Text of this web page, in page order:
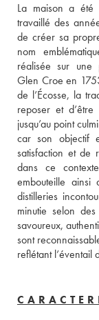
La maison a été
travaillé des
de créer sa
nom
réalisée sur
Glen Croe en
de l’Écosse, la
reposer et
jusqu’au point
car son objectif
satisfaction et de
dans ce
embouteille ainsi
distilleries
minutie selon
savoureux,
sont
reflétant l’éventail